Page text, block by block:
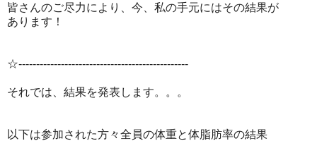
皆さんのご尽力により、今、私の手元にはその結果が
あります！
☆------------------------------------------------
それでは、結果を発表します。。。
以下は参加された方々全員の体重と体脂肪率の結果